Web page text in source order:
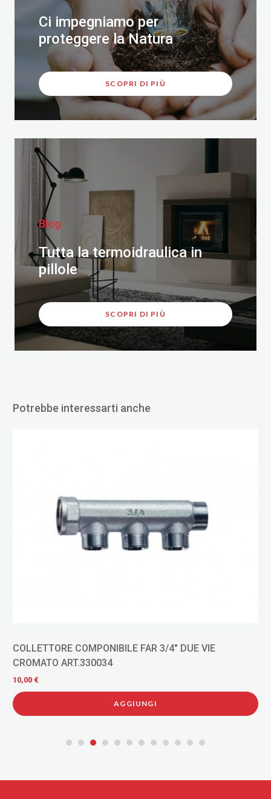
Ci impegniamo per
proteggere la Natura
SCOPRI DI PIÙ
Blog
Tutta la termoidraulica in
pillole
SCOPRI DI PIÙ
Potrebbe interessarti anche
COLLETTORE COMPONIBILE FAR 3/4" DUE VIE
CROMATO ART.330034
10,00 €
AGGIUNGI